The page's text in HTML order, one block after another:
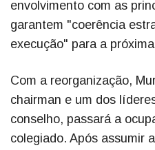
envolvimento com as
garantem "coerência
execução" para a
Com a reorganização,
chairman e um dos
conselho, passará a
colegiado. Após assumir